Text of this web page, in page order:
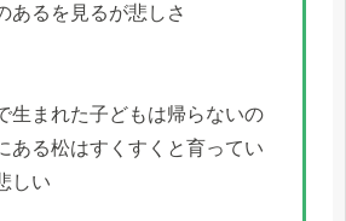
あるを見るが悲しさ
生まれた子どもは帰らないの
ある松はすくすくと育ってい
しい